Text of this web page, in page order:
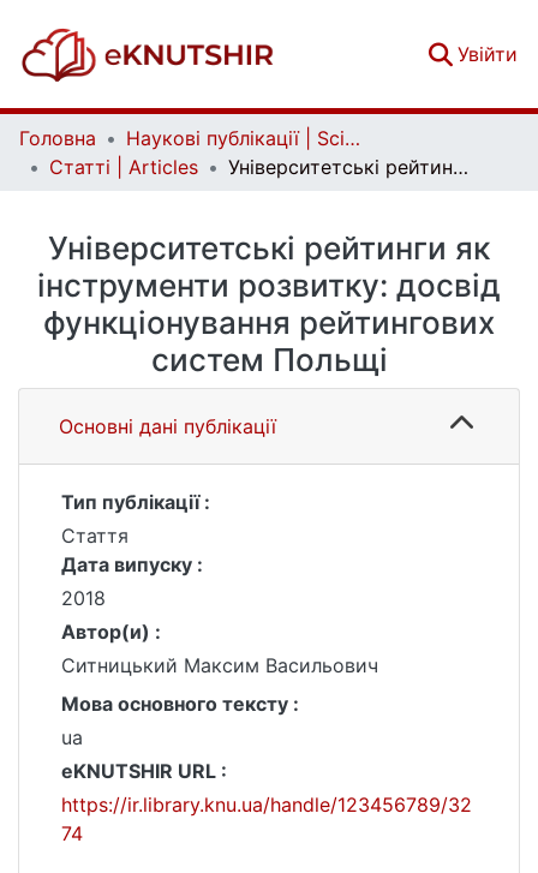
Увійти
Головна
Наукові публікації | Scientific publications
Статті | Articles
Університетські рейтинги як інструменти розвитку: досвід функціонування рейтингових систем Польщі
Університетські рейтинги як
інструменти розвитку: досвід
функціонування рейтингових
систем Польщі
Основні дані публікації
Тип публікації :
Стаття
Дата випуску :
2018
Автор(и) :
Ситницький Максим Васильович
Мова основного тексту :
ua
eKNUTSHIR URL :
https://ir.library.knu.ua/handle/123456789/32
74